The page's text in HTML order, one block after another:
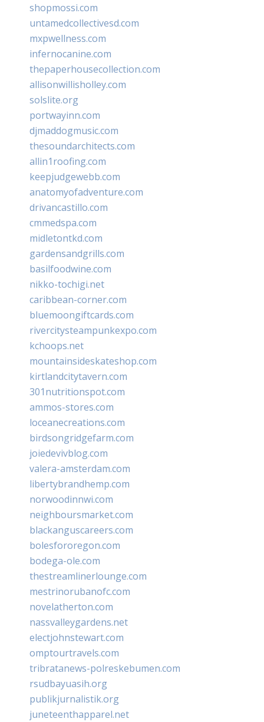
shopmossi.com
untamedcollectivesd.com
mxpwellness.com
infernocanine.com
thepaperhousecollection.com
allisonwillisholley.com
solslite.org
portwayinn.com
djmaddogmusic.com
thesoundarchitects.com
allin1roofing.com
keepjudgewebb.com
anatomyofadventure.com
drivancastillo.com
cmmedspa.com
midletontkd.com
gardensandgrills.com
basilfoodwine.com
nikko-tochigi.net
caribbean-corner.com
bluemoongiftcards.com
rivercitysteampunkexpo.com
kchoops.net
mountainsideskateshop.com
kirtlandcitytavern.com
301nutritionspot.com
ammos-stores.com
loceanecreations.com
birdsongridgefarm.com
joiedevivblog.com
valera-amsterdam.com
libertybrandhemp.com
norwoodinnwi.com
neighboursmarket.com
blackanguscareers.com
bolesfororegon.com
bodega-ole.com
thestreamlinerlounge.com
mestrinorubanofc.com
novelatherton.com
nassvalleygardens.net
electjohnstewart.com
omptourtravels.com
tribratanews-polreskebumen.com
rsudbayuasih.org
publikjurnalistik.org
juneteenthapparel.net